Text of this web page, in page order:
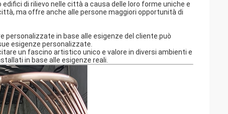
di rilievo nelle città a causa delle loro forme uniche e
ma offre anche alle persone maggiori opportunità di
personalizzate in base alle esigenze del cliente.può
esigenze personalizzate.
un fascino artistico unico e valore in diversi ambienti e
in base alle esigenze reali.